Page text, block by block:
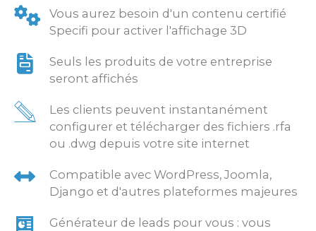
Vous aurez besoin d'un contenu certifié
Specifi pour activer l'affichage 3D
Seuls les produits de votre entreprise
seront affichés
Les clients peuvent instantanément
configurer et télécharger des fichiers .rfa
ou .dwg depuis votre site internet
Compatible avec WordPress, Joomla,
Django et d'autres plateformes majeures
Générateur de leads pour vous : vous